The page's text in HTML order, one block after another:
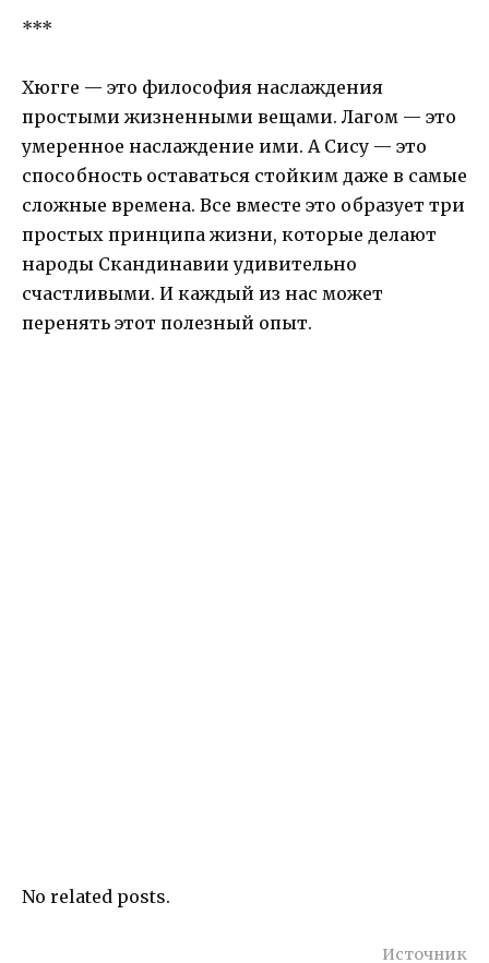
***
Хюгге — это философия наслаждения
простыми жизненными вещами. Лагом — это
умеренное наслаждение ими. А Сису — это
способность оставаться стойким даже в самые
сложные времена. Все вместе это образует три
простых принципа жизни, которые делают
народы Скандинавии удивительно
счастливыми. И каждый из нас может
перенять этот полезный опыт.
No related posts.
Источник